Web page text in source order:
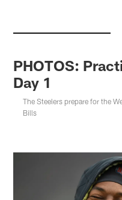
PHOTOS:
Day 1
The Steelers prepare for the
Bills